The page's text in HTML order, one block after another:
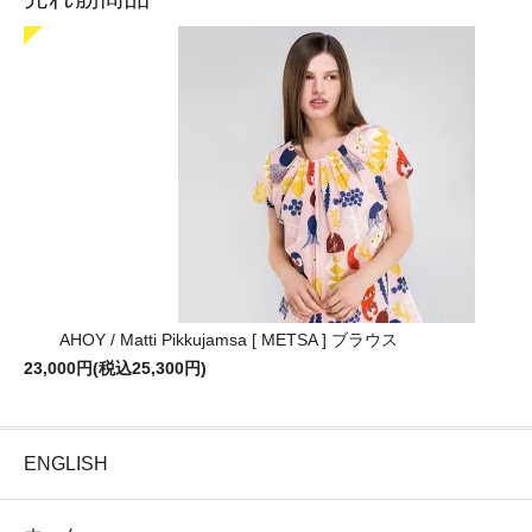
AHOY / Matti Pikkujamsa [ METSA ] ブラウス
23,000円(税込25,300円)
ENGLISH